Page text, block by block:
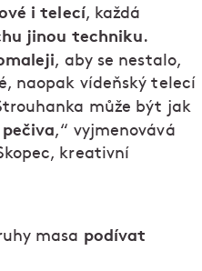
i telecí, každá
jinou techniku.
, aby se nestalo,
naopak vídeňský telecí
může být jak
,“ vyjmenovává
kreativní
masa podívat